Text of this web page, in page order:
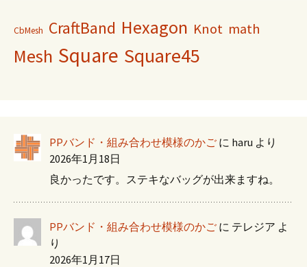
CbMesh CraftBand Hexagon Knot math
Mesh Square Square45
PPバンド・組み合わせ模様のかご に haru より
2026年1月18日
良かったです。ステキなバッグが出来ますね。
PPバンド・組み合わせ模様のかご に テレジア よ
り
2026年1月17日